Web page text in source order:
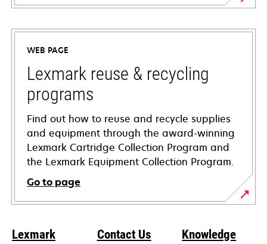
opens
in
new
tab
WEB PAGE
Lexmark reuse & recycling
programs
Find out how to reuse and recycle supplies
and equipment through the award-winning
Lexmark Cartridge Collection Program and
the Lexmark Equipment Collection Program.
Go to page
Lexmark Contact Us Knowledge